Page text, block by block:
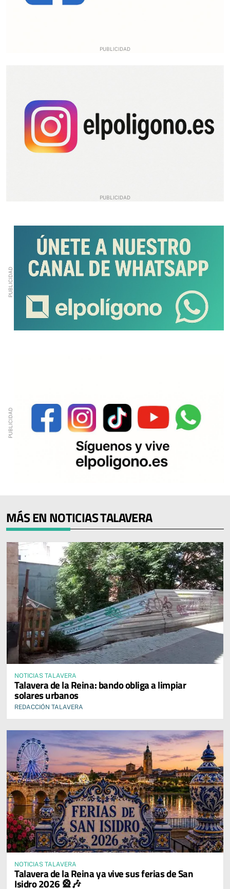
MÁS EN NOTICIAS TALAVERA
NOTICIAS TALAVERA
Talavera de la Reina: bando obliga a limpiar
solares urbanos
REDACCIÓN TALAVERA
NOTICIAS TALAVERA
Talavera de la Reina ya vive sus ferias de San
Isidro 2026 🎡🎶